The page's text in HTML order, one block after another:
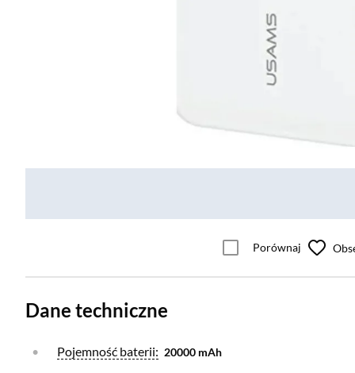
Porównaj
Dane techniczne
Otwórz warstwę
Pojemność baterii: 20000 mAh